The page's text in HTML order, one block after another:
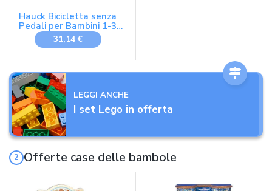
Hauck Bicicletta senza
Pedali per Bambini 1-3
Anni, Stabile, Gioco
Equilibrio, Rosso
31,14 €
LEGGI ANCHE
I set Lego in offerta
Offerte case delle bambole